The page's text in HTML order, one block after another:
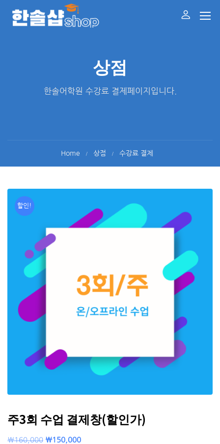
상점
한솔어학원 수강료 결제페이지입니다.
Home 상점 수강료 결제
할인!
주3회 수업 결제창(할인가)
₩160,000 ₩150,000